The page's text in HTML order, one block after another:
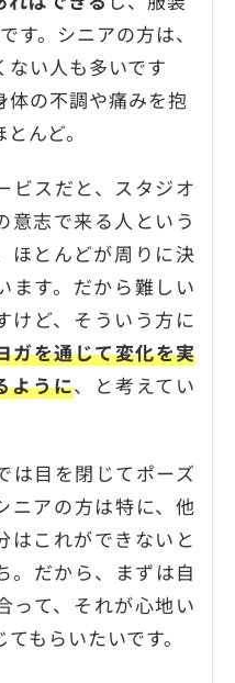
です。シニアの方は、
ない人も多いです
体の不調や痛みを抱
んど。
ビスだと、スタジオ
意志で来る人という
ほとんどが周りに決
ます。だから難しい
けど、そういう方に
ガを通じて変化を実
ように、と考えてい
は目を閉じてポーズ
ニアの方は特に、他
はこれができないと
。だから、まずは自
って、それが心地い
もらいたいです。